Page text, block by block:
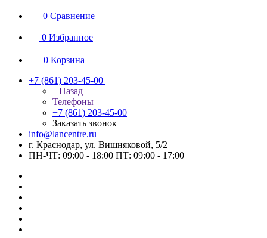
0 Сравнение
0 Избранное
0 Корзина
+7 (861) 203-45-00
Назад
Телефоны
+7 (861) 203-45-00
Заказать звонок
info@lancentre.ru
г. Краснодар, ул. Вишняковой, 5/2
ПН-ЧТ: 09:00 - 18:00 ПТ: 09:00 - 17:00